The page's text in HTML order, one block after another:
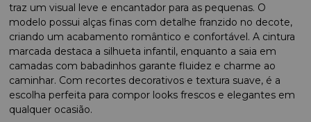
traz um visual leve e encantador para as pequenas. O
modelo possui alças finas com detalhe franzido no decote,
criando um acabamento romântico e confortável. A cintura
marcada destaca a silhueta infantil, enquanto a saia em
camadas com babadinhos garante fluidez e charme ao
caminhar. Com recortes decorativos e textura suave, é a
escolha perfeita para compor looks frescos e elegantes em
qualquer ocasião.